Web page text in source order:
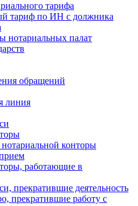
тарифа
тариф по ИН с должника
нотариальных палат
обращений
линия
конторы
работающие в
прекратившие деятельность
прекратившие работу с